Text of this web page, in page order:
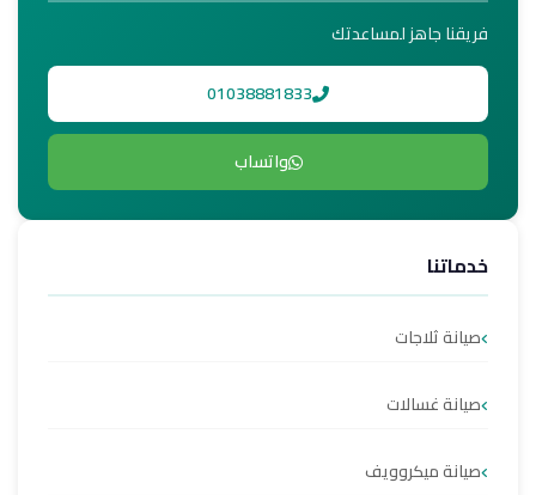
فريقنا جاهز لمساعدتك
01038881833
واتساب
خدماتنا
صيانة ثلاجات
صيانة غسالات
صيانة ميكروويف